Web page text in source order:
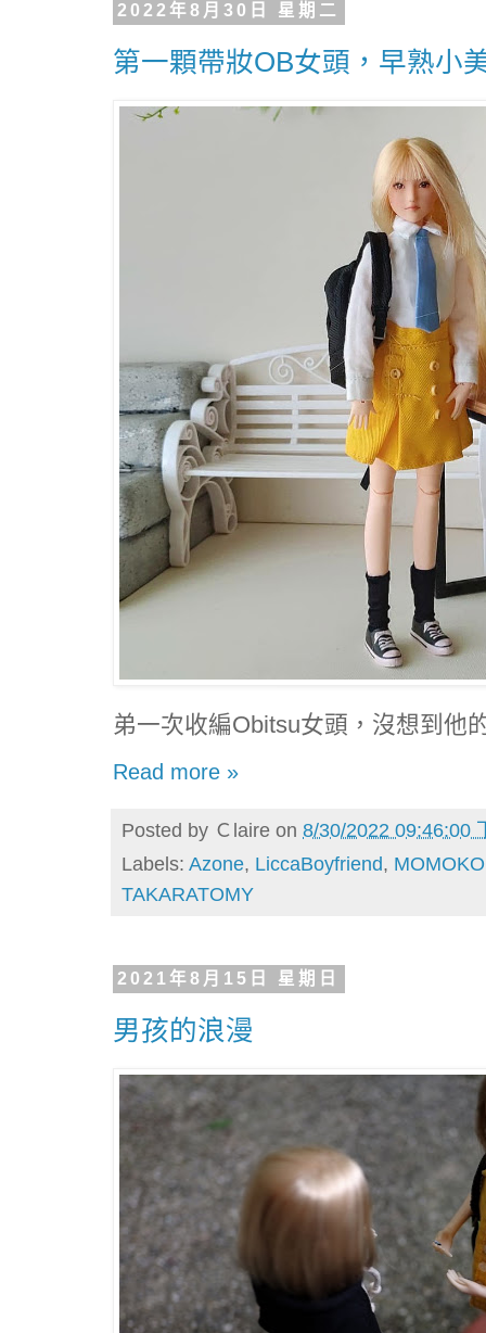
2022年8月30日 星期二
第一顆帶妝OB女頭，早熟小
弟一次收編Obitsu女頭，沒想到他
Read more »
Posted by Ｃlaire on 8/30/2022 09:46:00
Labels: Azone, LiccaBoyfriend, MOMOKO
TAKARATOMY
2021年8月15日 星期日
男孩的浪漫